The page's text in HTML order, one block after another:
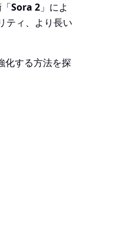
Sora 2」によ
ティ、より長い
化する方法を探